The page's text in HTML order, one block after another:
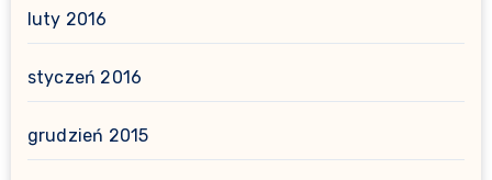
luty 2016
styczeń 2016
grudzień 2015